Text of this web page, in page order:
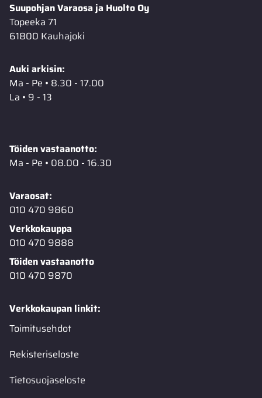
Suupohjan Varaosa ja Huolto Oy
Topeeka 71
61800 Kauhajoki
Auki arkisin:
Ma - Pe • 8.30 - 17.00
La • 9 - 13
Töiden vastaanotto:
Ma - Pe • 08.00 - 16.30
Varaosat:
010 470 9860
Verkkokauppa
010 470 9888
Töiden vastaanotto
010 470 9870
Verkkokaupan linkit:
Toimitusehdot
Rekisteriseloste
Tietosuojaseloste